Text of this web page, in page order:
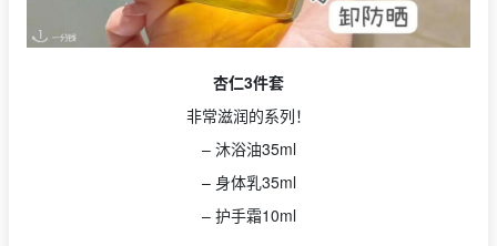
杏仁3件套
非常滋润的系列！
– 沐浴油35ml
– 身体乳35ml
– 护手霜10ml